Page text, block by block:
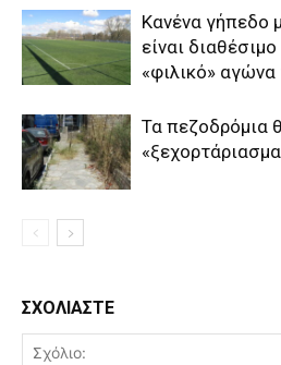
Κανένα γήπεδο
είναι
«φιλικό»
Τα πεζοδρόμια
ΣΧΟΛΙΑΣΤΕ